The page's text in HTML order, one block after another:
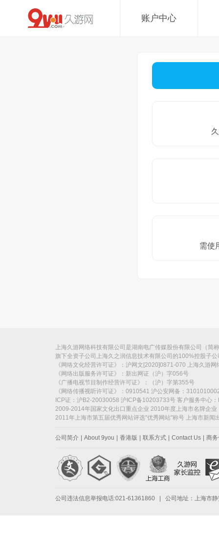
账户中心
需使
上海久游网络科技有限公司是湖南电广传媒股份有限公司（简
旗下全资子公司上海久之润信息技术有限公司的100%控股子
《网络文化经营许可证》：沪网文[2020]0871-070 上海久游网
《网络出版服务许可证》：新出网证（沪）字056号
《广播电视节目制作经营许可证》：（沪）字第355号
《网络传播视听许可证》：0910541 沪公安网备：
ICP证：沪B2-20030058 沪ICP备10203733号 客户服务中心
2009-2014年国家文化出口重点企业 2010年度上海市名牌企业
2011年上海市第五届优秀网站评选"优秀网站"称号 上海市新闻
公司简介 About 9you 香港版 联系方式 Contact Us 商
公司违法信息举报电话:021-61361860 | 公司地址：上海市